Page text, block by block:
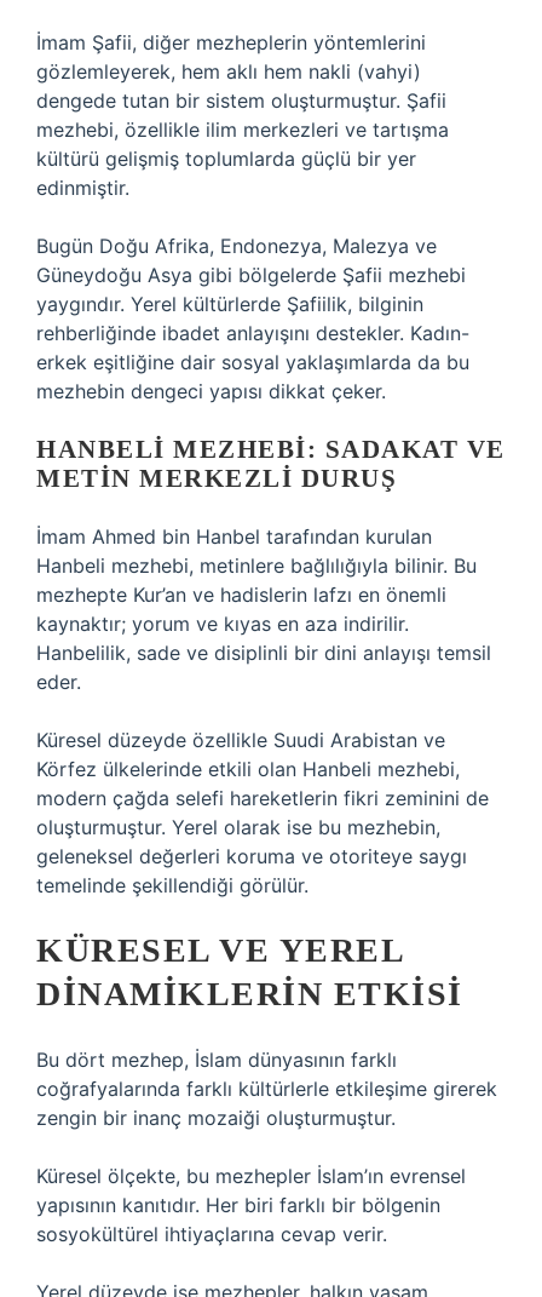
İmam Şafii, diğer mezheplerin yöntemlerini
gözlemleyerek, hem aklı hem nakli (vahyi)
dengede tutan bir sistem oluşturmuştur. Şafii
mezhebi, özellikle ilim merkezleri ve tartışma
kültürü gelişmiş toplumlarda güçlü bir yer
edinmiştir.
Bugün Doğu Afrika, Endonezya, Malezya ve
Güneydoğu Asya gibi bölgelerde Şafii mezhebi
yaygındır. Yerel kültürlerde Şafiilik, bilginin
rehberliğinde ibadet anlayışını destekler. Kadın-
erkek eşitliğine dair sosyal yaklaşımlarda da bu
mezhebin dengeci yapısı dikkat çeker.
HANBELI MEZHEBI: SADAKAT VE
METIN MERKEZLI DURUŞ
İmam Ahmed bin Hanbel tarafından kurulan
Hanbeli mezhebi, metinlere bağlılığıyla bilinir. Bu
mezhepte Kur’an ve hadislerin lafzı en önemli
kaynaktır; yorum ve kıyas en aza indirilir.
Hanbelilik, sade ve disiplinli bir dini anlayışı temsil
eder.
Küresel düzeyde özellikle Suudi Arabistan ve
Körfez ülkelerinde etkili olan Hanbeli mezhebi,
modern çağda selefi hareketlerin fikri zeminini de
oluşturmuştur. Yerel olarak ise bu mezhebin,
geleneksel değerleri koruma ve otoriteye saygı
temelinde şekillendiği görülür.
KÜRESEL VE YEREL
DINAMIKLERIN ETKISI
Bu dört mezhep, İslam dünyasının farklı
coğrafyalarında farklı kültürlerle etkileşime girerek
zengin bir inanç mozaiği oluşturmuştur.
Küresel ölçekte, bu mezhepler İslam’ın evrensel
yapısının kanıtıdır. Her biri farklı bir bölgenin
sosyokültürel ihtiyaçlarına cevap verir.
Yerel düzeyde ise mezhepler, halkın yaşam